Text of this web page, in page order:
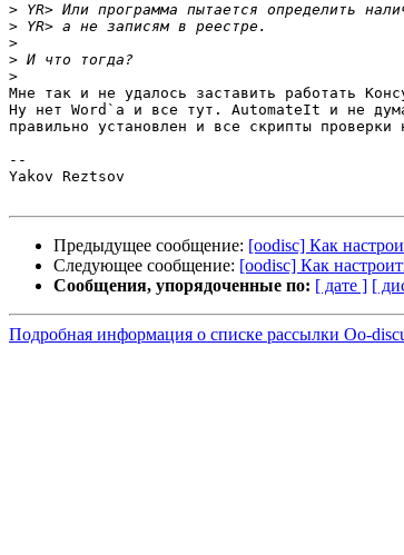
>
>
>
>
>
Мне так и не удалось заставить работать
Ну нет Word`а и все тут. AutomateIt и не
правильно установлен и все скрипты проверки
--
Yakov Reztsov
Предыдущее сообщение: [oodisc] Как
Следующее сообщение: [oodisc] Как
Сообщения, упорядоченные по: [ дате ] [
Подробная информация о списке рассылки Oo-